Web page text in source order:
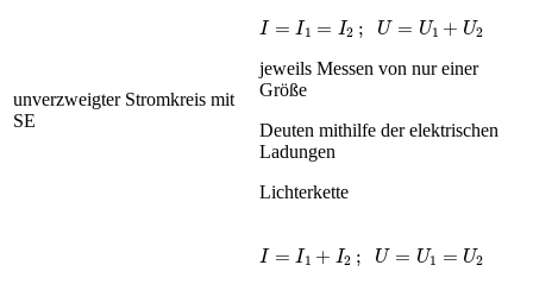
unverzweigter Stromkreis mit
SE
I= = U U1 U2
jeweils Messen von nur einer
Größe
Deuten mithilfe der elektrischen
Ladungen
Lichterkette
I= + U1 U2